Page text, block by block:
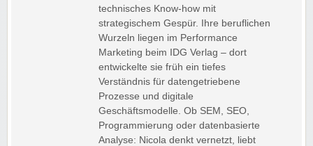
technisches Know-how mit
strategischem Gespür. Ihre beruflichen
Wurzeln liegen im Performance
Marketing beim IDG Verlag – dort
entwickelte sie früh ein tiefes
Verständnis für datengetriebene
Prozesse und digitale
Geschäftsmodelle. Ob SEM, SEO,
Programmierung oder datenbasierte
Analyse: Nicola denkt vernetzt, liebt